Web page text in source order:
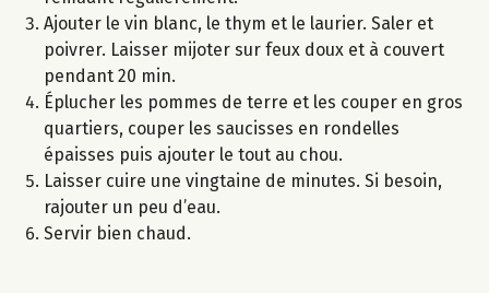
Ajouter le vin blanc, le thym et le laurier. Saler et
poivrer. Laisser mijoter sur feux doux et à couvert
pendant 20 min.
Éplucher les pommes de terre et les couper en gros
quartiers, couper les saucisses en rondelles
épaisses puis ajouter le tout au chou.
Laisser cuire une vingtaine de minutes. Si besoin,
rajouter un peu d’eau.
Servir bien chaud.